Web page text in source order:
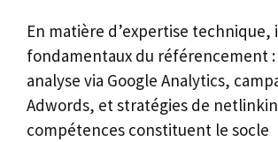
En matière d’expertise technique,
fondamentaux du référencement :
analyse via Google Analytics,
Adwords, et stratégies de
compétences constituent le socle